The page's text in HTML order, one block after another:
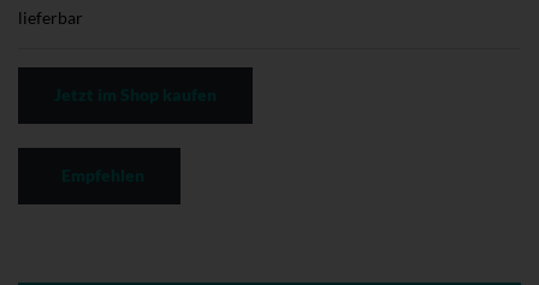
lieferbar